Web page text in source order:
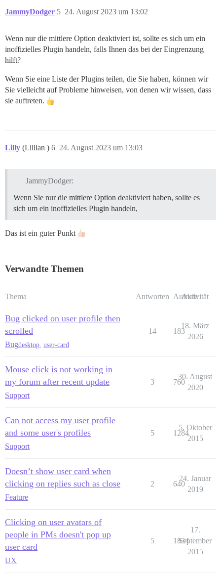
JammyDodger 24. August 2023 um 13:02
5
Wenn nur die mittlere Option deaktiviert ist, sollte es sich um ein
inoffizielles Plugin handeln, falls Ihnen das bei der Eingrenzung
hilft?
Wenn Sie eine Liste der Plugins teilen, die Sie haben, können wir
Sie vielleicht auf Probleme hinweisen, von denen wir wissen, dass
sie auftreten.
Lilly (Lillian ) 24. August 2023 um 13:03
6
JammyDodger:
Wenn Sie nur die mittlere Option deaktiviert haben, sollte es
sich um ein inoffizielles Plugin handeln,
Das ist ein guter Punkt
Verwandte Themen
Thema Antworten Aufrufe
Aktivität
Bug clicked on user profile then
scrolled
Bugdesktop user-card
14 183
18. März
2026
Mouse click is not working in
my forum after recent update
Support
3 760
30. August
2020
Can not access my user profile
and some user's profiles
Support
5 1284
5. Oktober
2015
Doesn’t show user card when
clicking on replies such as close
Feature
2 640
24. Januar
2019
Clicking on user avatars of
people in PMs doesn't pop up
user card
UX
5 1834
17.
September
2015